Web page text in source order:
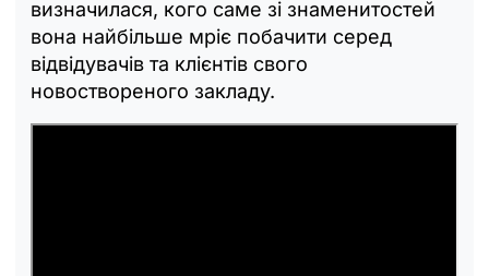
визначилася, кого саме зі знаменитостей
вона найбільше мріє побачити серед
відвідувачів та клієнтів свого
новоствореного закладу.